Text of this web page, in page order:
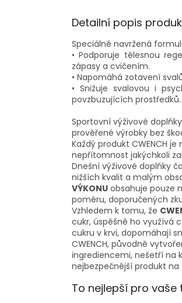
Detailní popis
Speciálně navržená
• Podporuje tělesnou
zápasy a cvičením.
• Napomáhá zotavení
• Snižuje svalovou i
povzbuzujících prostředků.
Sportovní výživové
prověřené výrobky bez
Každý produkt CWENCH
nepřítomnost jakýchkoli
Dnešní výživové doplňky
nižších kvalit a malým
VÝKONU obsahuje pouze
poměru, doporučených
Vzhledem k tomu, že
cukr, úspěšně ho využívá
cukru v krvi, dopomáhají
CWENCH, původně
ingrediencemi, nešetří na
nejbezpečnější produkt
To nejlepší pro vaše